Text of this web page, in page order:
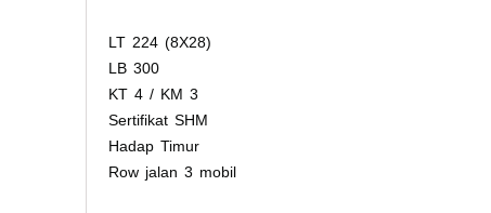
LT 224 (8X28)
LB 300
KT 4 / KM 3
Sertifikat SHM
Hadap Timur
Row jalan 3 mobil